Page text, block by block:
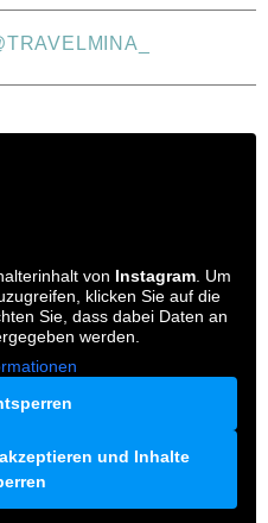
von Instagram. Um
klicken Sie auf die
Sie, dass dabei Daten an
werden.
und Inhalte